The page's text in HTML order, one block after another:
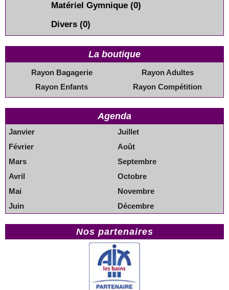
Matériel Gymnique (0)
Divers (0)
La boutique
Rayon Bagagerie
Rayon Adultes
Rayon Enfants
Rayon Compétition
Agenda
Janvier
Février
Mars
Avril
Mai
Juin
Juillet
Août
Septembre
Octobre
Novembre
Décembre
Nos partenaires